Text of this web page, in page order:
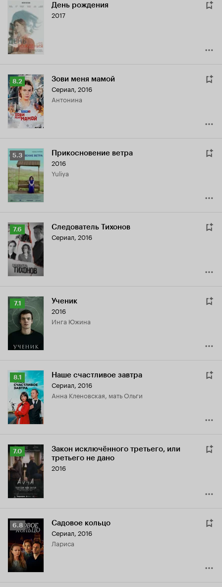
День рождения
2017
Рейтинг
Кинопоиска
8.2
8.2 Зови меня мамой
Сериал, 2016
Антонина
Рейтинг
Кинопоиска
5.3
5.3 Прикосновение ветра
2016
Yuliya
Рейтинг
Кинопоиска
7.6
7.6 Следователь Тихонов
Сериал, 2016
Рейтинг
Кинопоиска
7.1
7.1 Ученик
2016
Инга Южина
Рейтинг
Кинопоиска
8.1
8.1 Наше счастливое завтра
Сериал, 2016
Анна Кленовская, мать Ольги
Рейтинг
Кинопоиска
7.0
7.0
Закон исключённого третьего, или
третьего не дано
2016
Рейтинг
Кинопоиска
6.8
6.8 Садовое кольцо
Сериал, 2016
Лариса